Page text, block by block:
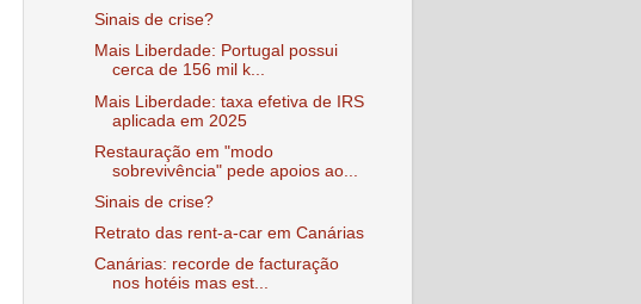
Sinais de crise?
Mais Liberdade: Portugal possui
cerca de 156 mil k...
Mais Liberdade: taxa efetiva de IRS
aplicada em 2025
Restauração em "modo
sobrevivência" pede apoios ao...
Sinais de crise?
Retrato das rent-a-car em Canárias
Canárias: recorde de facturação
nos hotéis mas est...